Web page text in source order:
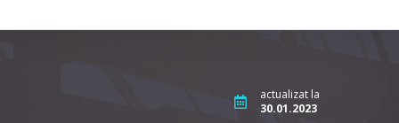
actualizat la
30.01.2023